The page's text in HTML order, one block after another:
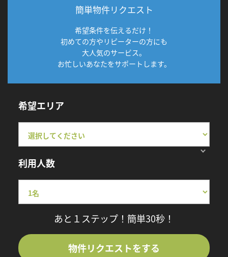
簡単物件リクエスト
希望条件を伝えるだけ！
初めての方やリピーターの方にも
大人気のサービス。
お忙しいあなたをサポートします。
希望エリア
利用人数
あと１ステップ！簡単30秒！
物件リクエストをする